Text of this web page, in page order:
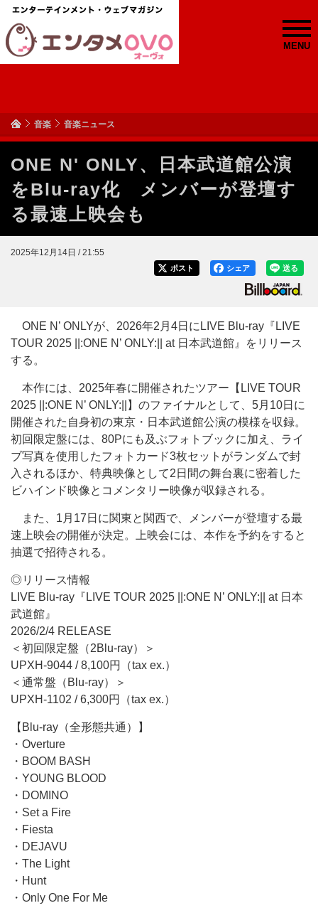
MENU
音楽 音楽ニュース
ONE N' ONLY、日本武道館公演
をBlu-ray化 メンバーが登壇す
る最速上映会も
2025年12月14日 / 21:55
送る
シェア
ポスト
ONE N’ ONLYが、2026年2月4日にLIVE Blu-ray『LIVE
TOUR 2025 ||:ONE N’ ONLY:|| at 日本武道館』をリリース
する。
本作には、2025年春に開催されたツアー【LIVE TOUR
2025 ||:ONE N’ ONLY:||】のファイナルとして、5月10日に
開催された自身初の東京・日本武道館公演の模様を収録。
初回限定盤には、80Pにも及ぶフォトブックに加え、ライ
ブ写真を使用したフォトカード3枚セットがランダムで封
入されるほか、特典映像として2日間の舞台裏に密着した
ビハインド映像とコメンタリー映像が収録される。
また、1月17日に関東と関西で、メンバーが登壇する最
速上映会の開催が決定。上映会には、本作を予約をすると
抽選で招待される。
◎リリース情報
LIVE Blu-ray『LIVE TOUR 2025 ||:ONE N’ ONLY:|| at 日本
武道館』
2026/2/4 RELEASE
＜初回限定盤（2Blu-ray）＞
UPXH-9044 / 8,100円（tax ex.）
＜通常盤（Blu-ray）＞
UPXH-1102 / 6,300円（tax ex.）
【Blu-ray（全形態共通）】
・Overture
・BOOM BASH
・YOUNG BLOOD
・DOMINO
・Set a Fire
・Fiesta
・DEJAVU
・The Light
・Hunt
・Only One For Me